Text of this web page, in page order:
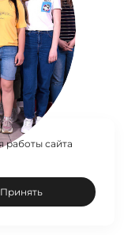
работы сайта
Принять